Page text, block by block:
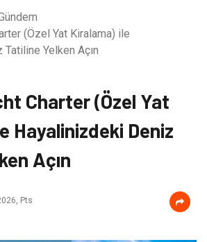
(Özel Yat Kiralama) ile
Yelken Açın
Charter (Özel Yat
Hayalinizdeki Deniz
Açın
Pts